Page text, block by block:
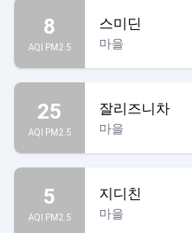
8
AQI PM2.5
스미딘
마을
25
AQI PM2.5
잘리즈니차
마을
5
AQI PM2.5
지디친
마을